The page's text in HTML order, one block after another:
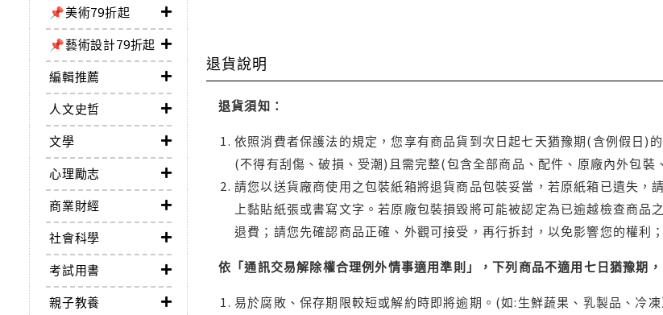
📌美術79折起
📌藝術設計79折起
編輯推薦
人文史哲
文學
心理勵志
商業財經
社會科學
考試用書
親子教養
退貨說明
退貨須知：
依照消費者保護法的規定，您享有商品貨到次日起七天猶豫期(含例假日)
(不得有刮傷、破損、受潮)且需完整(包含全部商品、配件、原廠內外包裝
請您以送貨廠商使用之包裝紙箱將退貨商品包裝妥當，若原紙箱已遺失
上黏貼紙張或書寫文字。若原廠包裝損毀將可能被認定為已逾越檢查商
退費；請您先確認商品正確、外觀可接受，再行拆封，以免影響您的權利
依「通訊交易解除權合理例外情事適用準則」，下列商品不適用七日猶豫期
易於腐敗、保存期限較短或解約時即將逾期。(如:生鮮蔬果、乳製品、冷